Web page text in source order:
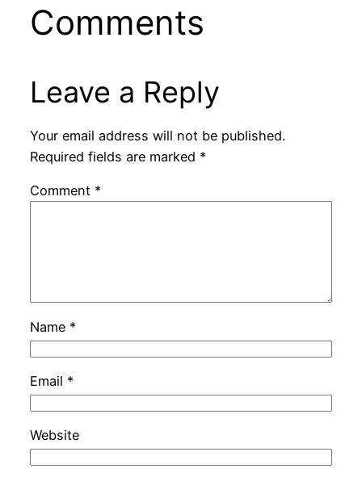
Comments
Leave a Reply
Your email address will not be published.
Required fields are marked *
Comment *
Name *
Email *
Website